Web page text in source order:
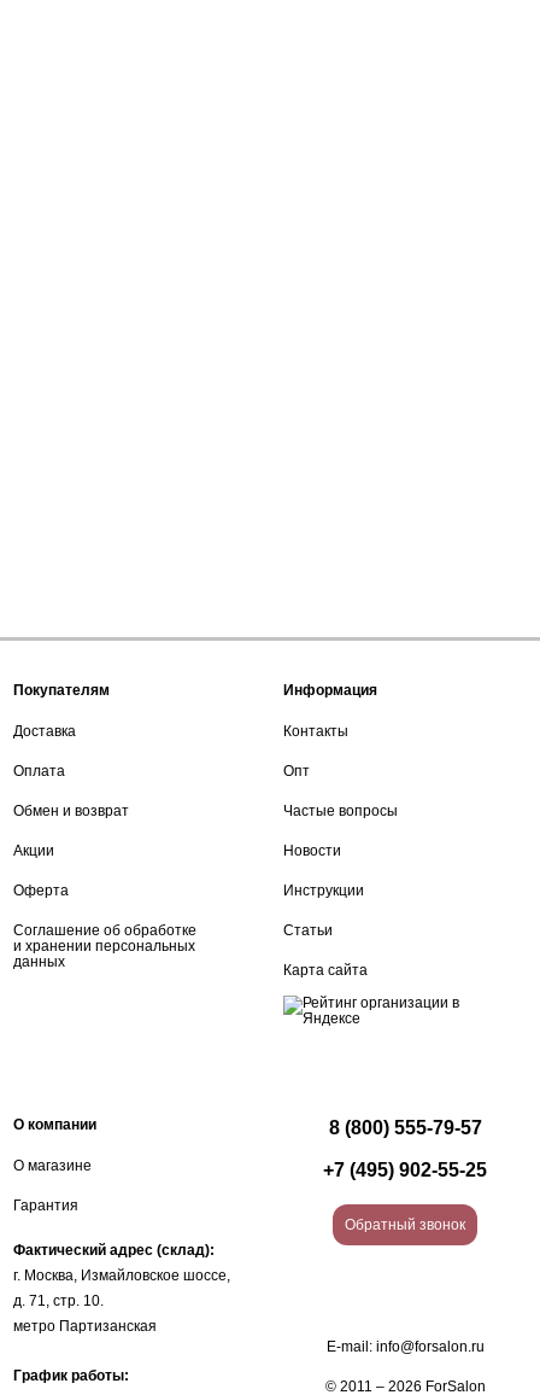
Покупателям
Доставка
Оплата
Обмен и возврат
Акции
Оферта
Соглашение об обработке
и хранении персональных
данных
Информация
Контакты
Опт
Частые вопросы
Новости
Инструкции
Статьи
Карта сайта
О компании
О магазине
Гарантия
Фактический адрес (склад):
г. Москва, Измайловское шоссе,
д. 71, стр. 10.
метро Партизанская
График работы:
8 (800) 555-79-57
+7 (495) 902-55-25
Обратный звонок
E-mail: info@forsalon.ru
© 2011 – 2026 ForSalon